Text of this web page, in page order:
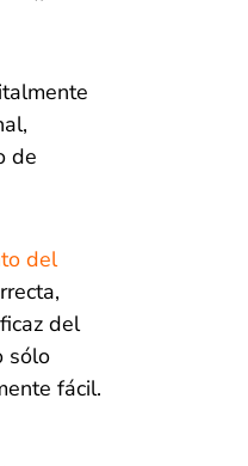
de
del
del
sólo
fácil.